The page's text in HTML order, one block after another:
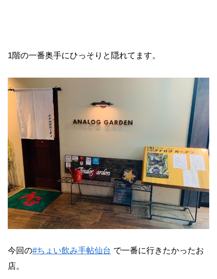
1階の一番奥手にひっそりと隠れてます。
今回の#ちょい飲み手帖仙台 で一番に行きたかったお
店。